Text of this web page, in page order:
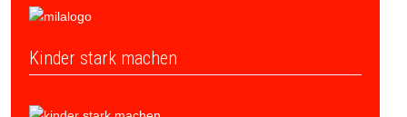
Kinder stark machen